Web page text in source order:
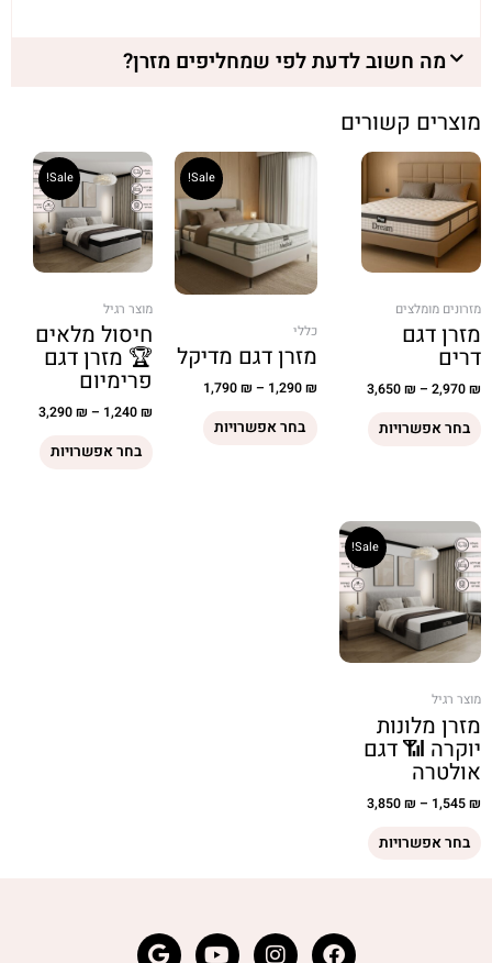
מה חשוב לדעת לפי שמחליפים מזרן?
מוצרים קשורים
מזרונים מומלצים
מזרן דגם
דרים
2,970₪
–
3,650₪
בחר אפשרויות
Sale!
כללי
מזרן דגם מדיקל
1,290₪
–
1,790₪
בחר אפשרויות
Sale!
מוצר רגיל
חיסול מלאים
🏆 מזרן דגם
פרימיום
1,240₪
–
3,290₪
בחר אפשרויות
Sale!
מוצר רגיל
מזרן מלונות
יוקרה 📶 דגם
אולטרה
1,545₪
–
3,850₪
בחר אפשרויות